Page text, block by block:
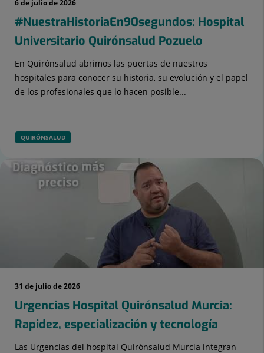
6 de julio de 2026
#NuestraHistoriaEn90segundos: Hospital
Universitario Quirónsalud Pozuelo
En Quirónsalud abrimos las puertas de nuestros
hospitales para conocer su historia, su evolución y el papel
de los profesionales que lo hacen posible...
QUIRÓNSALUD
31 de julio de 2026
Urgencias Hospital Quirónsalud Murcia:
Rapidez, especialización y tecnología
Las Urgencias del hospital Quirónsalud Murcia integran